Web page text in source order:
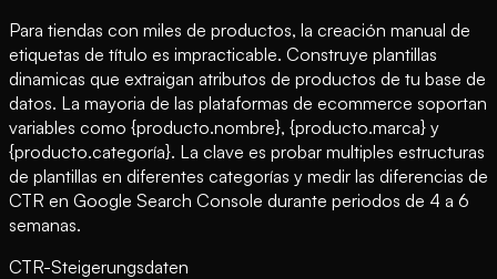
Para tiendas con miles de productos, la creación manual de
etiquetas de título es impracticable. Construye plantillas
dinamicas que extraigan atributos de productos de tu base de
datos. La mayoria de las plataformas de ecommerce soportan
variables como {producto.nombre}, {producto.marca} y
{producto.categoría}. La clave es probar multiples estructuras
de plantillas en diferentes categorías y medir las diferencias de
CTR en Google Search Console durante periodos de 4 a 6
semanas.
CTR-Steigerungsdaten